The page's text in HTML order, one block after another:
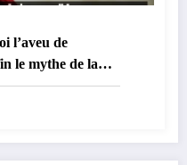
l’aveu de
le mythe de la